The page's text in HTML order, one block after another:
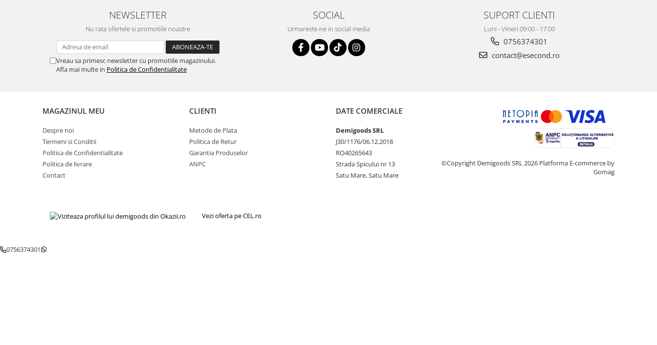
Articole Sanatate si Wellness
Consumabile sanitare
Cosmetice si produse ingrijire
Jucarii, Copii & Bebe
Igiena si ingrijire
Jucarii si Jocuri
Maternitate
Castroane si adapatori animale
Igiena animale de companie
NEWSLETTER
Nu rata ofertele si promotiile noastre
Vreau sa primesc newsletter cu promotiile magazinului.
Afla mai multe in Politica de Confidentialitate
SOCIAL
Urmareste-ne in social media
SUPORT CLIENTI
Luni - Vineri 09:00 - 17:00
0756374301
contact@esecond.ro
MAGAZINUL MEU
Despre noi
Termeni si Conditii
Politica de Confidentialitate
Politica de livrare
Contact
CLIENTI
Metode de Plata
Politica de Retur
Garantia Produselor
ANPC
DATE COMERCIALE
Demigoods SRL
J30/1176/06.12.2018
RO40265643
Strada Spicului nr 13
Satu Mare, Satu Mare
©Copyright Demigoods SRL 2026 Platforma E-commerce by
Gomag
Vezi oferta pe CEL.ro
0756374301